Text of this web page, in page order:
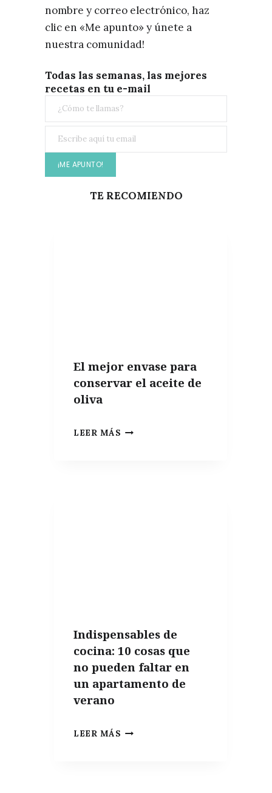
nombre y correo electrónico, haz
clic en «Me apunto» y únete a
nuestra comunidad!
Todas las semanas, las mejores
recetas en tu e-mail
TE RECOMIENDO
El mejor envase para
conservar el aceite de
oliva
LEER MÁS EL
Indispensables de
cocina: 10 cosas que
no pueden faltar en
un apartamento de
verano
LEER MÁS INDISPENSABLES